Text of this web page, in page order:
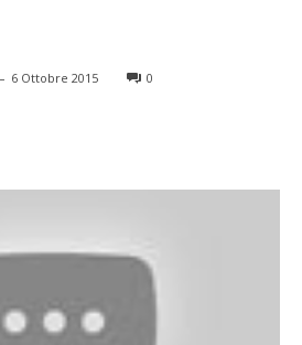
- 6 Ottobre 2015 0